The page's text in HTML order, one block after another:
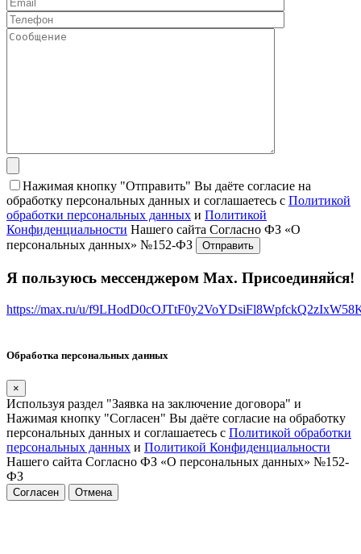
Нажимая кнопку "Отправить" Вы даёте согласие на
обработку персональных данных и соглашаетесь с Политикой
обработки персональных данных и Политикой
Конфиденциальности Нашего сайта Согласно ФЗ «О
персональных данных» №152-ФЗ
Я пользуюсь мессенджером Max. Присоединяйся!
https://max.ru/u/
Обработка персональных данных
×
Используя раздел "Заявка на заключение договора" и
Нажимая кнопку "Согласен" Вы даёте согласие на обработку
персональных данных и соглашаетесь с Политикой обработки
персональных данных и Политикой Конфиденциальности
Нашего сайта Согласно ФЗ «О персональных данных» №152-
ФЗ
Согласен Отмена